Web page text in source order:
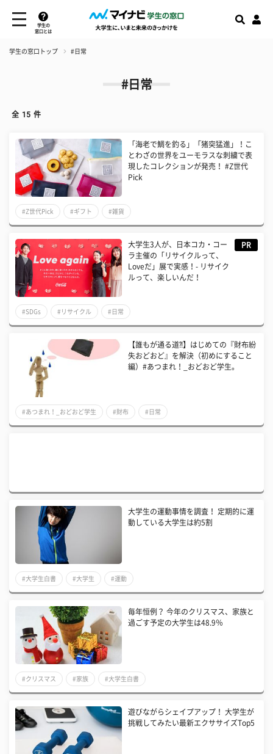
学生の
窓口とは
学生の窓口トップ #日常
#日常
全 15 件
「海老で鯛を釣る」「猪突猛進」！こ
とわざの世界をユーモラスな刺繍で表
現したコレクションが発売！ #Z世代
Pick
#Z世代Pick #ギフト #雑貨
大学生3人が、日本コカ・コー
ラ主催の「リサイクルって、
Loveだ」展で実感！- リサイク
ルって、楽しいんだ！
PR
#SDGs #リサイクル #日常
【誰もが通る道⁈】はじめての『財布紛
失おどおど』を解決（初めにすること
編）#あつまれ！_おどおど学生。
#あつまれ！_おどおど学生 #財布 #日常
大学生の運動事情を調査！ 定期的に運
動している大学生は約5割
#大学生白書 #大学生 #運動
毎年恒例？ 今年のクリスマス、家族と
過ごす予定の大学生は48.9％
#クリスマス #家族 #大学生白書
遊びながらシェイプアップ！ 大学生が
挑戦してみたい最新エクササイズTop5